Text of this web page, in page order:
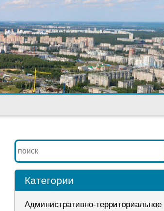
Категории
Административно-территориальное